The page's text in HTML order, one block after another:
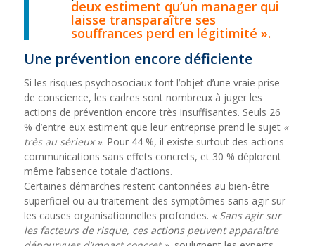
deux estiment qu’un manager qui
laisse transparaître ses
souffrances perd en légitimité ».
Une prévention encore déficiente
Si les risques psychosociaux font l’objet d’une vraie prise
de conscience, les cadres sont nombreux à juger les
actions de prévention encore très insuffisantes. Seuls 26
% d’entre eux estiment que leur entreprise prend le sujet «
très au sérieux ». Pour 44 %, il existe surtout des actions
communications sans effets concrets, et 30 % déplorent
même l’absence totale d’actions.
Certaines démarches restent cantonnées au bien-être
superficiel ou au traitement des symptômes sans agir sur
les causes organisationnelles profondes. « Sans agir sur
les facteurs de risque, ces actions peuvent apparaître